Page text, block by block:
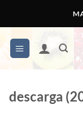
content
descarga